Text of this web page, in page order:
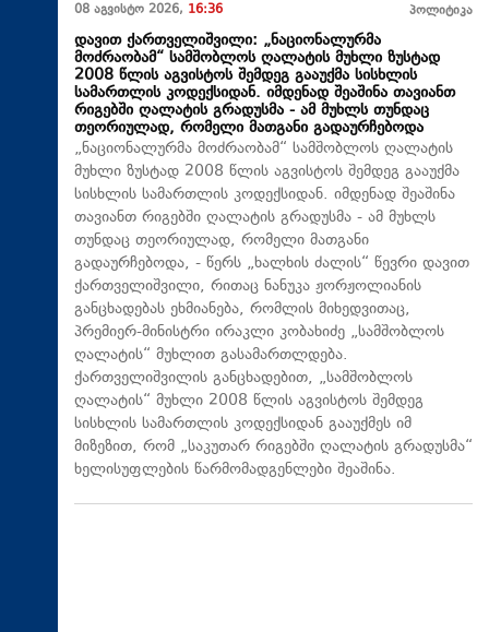
08 აგვისტო 2026, 16:36 პოლიტიკა
დავით ქართველიშვილი: „ნაციონალურმა
მოძრაობამ“ სამშობლოს ღალატის მუხლი ზუსტად
2008 წლის აგვისტოს შემდეგ გააუქმა სისხლის
სამართლის კოდექსიდან. იმდენად შეაშინა თავიანთ
რიგებში ღალატის გრადუსმა - ამ მუხლს თუნდაც
თეორიულად, რომელი მათგანი გადაურჩებოდა
„ნაციონალურმა მოძრაობამ“ სამშობლოს ღალატის
მუხლი ზუსტად 2008 წლის აგვისტოს შემდეგ გააუქმა
სისხლის სამართლის კოდექსიდან. იმდენად შეაშინა
თავიანთ რიგებში ღალატის გრადუსმა - ამ მუხლს
თუნდაც თეორიულად, რომელი მათგანი
გადაურჩებოდა, - წერს „ხალხის ძალის“ წევრი დავით
ქართველიშვილი, რითაც ნანუკა ჟორჟოლიანის
განცხადებას ეხმიანება, რომლის მიხედვითაც,
პრემიერ-მინისტრი ირაკლი კობახიძე „სამშობლოს
ღალატის“ მუხლით გასამართლდება.
ქართველიშვილის განცხადებით, „სამშობლოს
ღალატის“ მუხლი 2008 წლის აგვისტოს შემდეგ
სისხლის სამართლის კოდექსიდან გააუქმეს იმ
მიზეზით, რომ „საკუთარ რიგებში ღალატის გრადუსმა“
ხელისუფლების წარმომადგენლები შეაშინა.